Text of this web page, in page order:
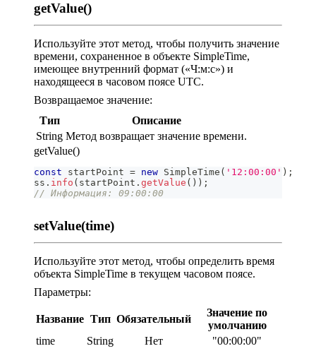
getValue()
Используйте этот метод, чтобы получить значение
времени, сохраненное в объекте SimpleTime,
имеющее внутренний формат («Ч:м:с») и
находящееся в часовом поясе UTC.
Возвращаемое значение:
Тип
Описание
String Метод возвращает значение времени.
getValue()
const startPoint = new SimpleTime ( '12:00:00' ) ;
ss . info ( startPoint . getValue ( ) ) ;
// Информация: 09:00:00
setValue(time)
Используйте этот метод, чтобы определить время
объекта SimpleTime в текущем часовом поясе.
Параметры:
Название Тип Обязательный
Значение по
умолчанию
time
String Нет
"00:00:00"